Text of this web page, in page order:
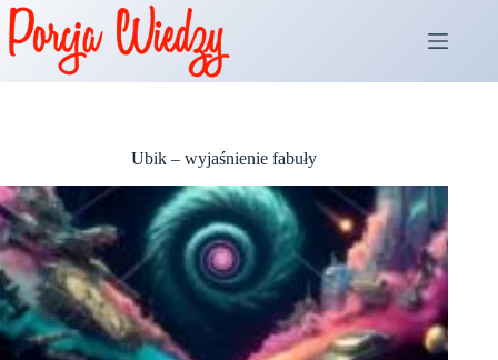
Przejdź
do
treści
Ubik – wyjaśnienie fabuły